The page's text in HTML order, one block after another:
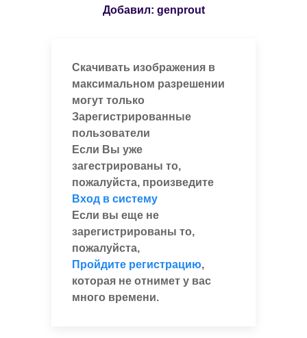
Добавил: genprout
Скачивать изображения в
максимальном разрешении
могут только
Зарегистрированные
пользователи
Если Вы уже
загестрированы то,
пожалуйста, произведите
Вход в систему
Если вы еще не
зарегистрированы то,
пожалуйста,
Пройдите регистрацию,
которая не отнимет у вас
много времени.